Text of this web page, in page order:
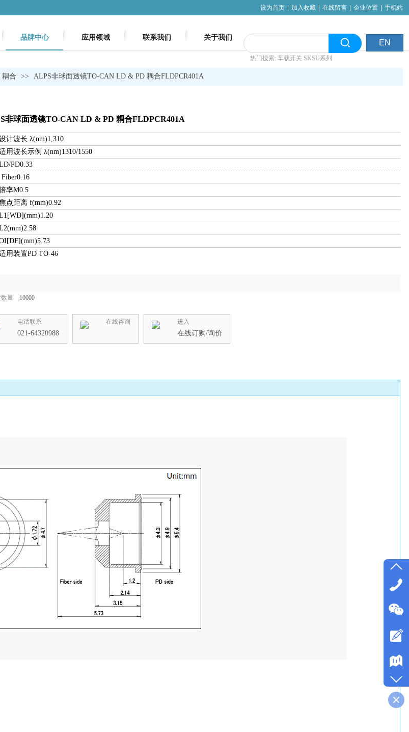
热门搜索: 车载开关 SKSU系列
EN
品牌中心 应用领域 联系我们 关于我们
设为首页 加入收藏 在线留言 企业位置 手机站
耦合 >> ALPS非球面透镜TO-CAN LD & PD 耦合FLDPCR401A
非球面透镜TO-CAN LD & PD 耦合FLDPCR401A
计波长 λ(nm)1,310
用波长示例 λ(nm)1310/1550
PD0.33
Fiber0.16
率M0.5
点距离 f(mm)0.92
用装置PD TO-46
量 10000
电话联系
021-64320988
在线咨询 进入
在线订购/询价
收藏